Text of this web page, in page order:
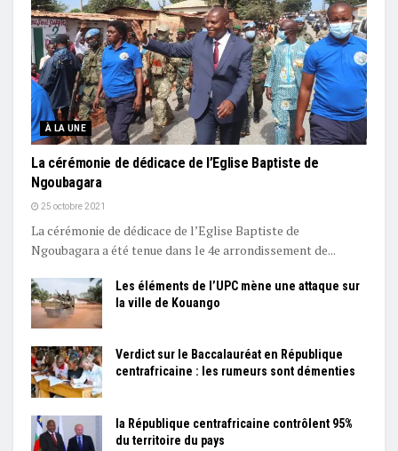
À LA UNE
La cérémonie de dédicace de l’Eglise Baptiste de
Ngoubagara
25 octobre 2021
La cérémonie de dédicace de l’Eglise Baptiste de
Ngoubagara a été tenue dans le 4e arrondissement de...
Les éléments de l’UPC mène une attaque sur
la ville de Kouango
Verdict sur le Baccalauréat en République
centrafricaine : les rumeurs sont démenties
la République centrafricaine contrôlent 95%
du territoire du pays